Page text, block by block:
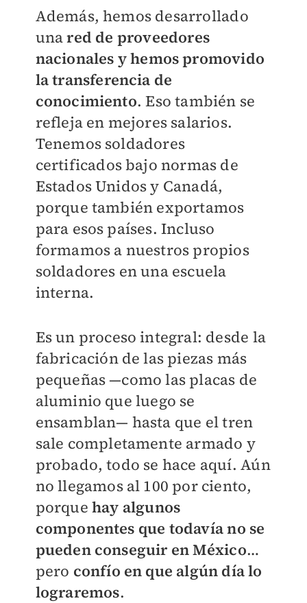
Además, hemos desarrollado
unared de proveedores
nacionales y hemos promovido
la transferencia de
conocimiento. Eso también se
refleja en mejores salarios.
Tenemos soldadores
certificados bajo normas de
Estados Unidos y Canadá,
porque también exportamos
para esos países. Incluso
formamos a nuestros propios
soldadores en una escuela
interna.
Es un proceso integral: desde la
fabricación de las piezas más
pequeñas —como las placas de
aluminio que luego se
ensamblan— hasta que el tren
sale completamente armado y
probado, todo se hace aquí. Aún
no llegamos al 100 por ciento,
porque hay algunos
componentes que todavía no se
pueden conseguir en México…
pero confío en que algún día lo
lograremos.